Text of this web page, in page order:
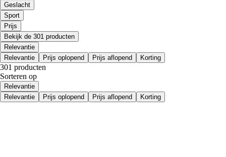
Geslacht
Sport
Prijs
Bekijk de 301 producten
Relevantie
Relevantie
Prijs oplopend Prijs aflopend Korting
301 producten
Sorteren op
Relevantie
Relevantie
Prijs oplopend Prijs aflopend Korting